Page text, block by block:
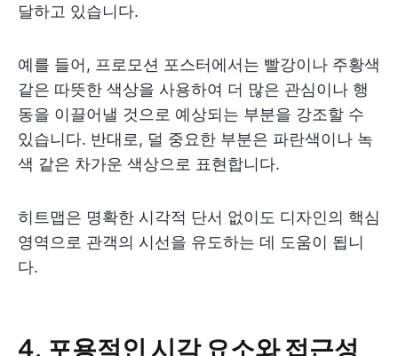
달하고 있습니다.
예를 들어, 프로모션 포스터에서는 빨강이나 주황색
같은 따뜻한 색상을 사용하여 더 많은 관심이나 행
동을 이끌어낼 것으로 예상되는 부분을 강조할 수
있습니다. 반대로, 덜 중요한 부분은 파란색이나 녹
색 같은 차가운 색상으로 표현합니다.
히트맵은 명확한 시각적 단서 없이도 디자인의 핵심
영역으로 관객의 시선을 유도하는 데 도움이 됩니
다.
4. 포용적인 시각 요소와 접근성